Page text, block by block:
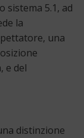
sistema 5.1, ad
la
una
e del
distinzione